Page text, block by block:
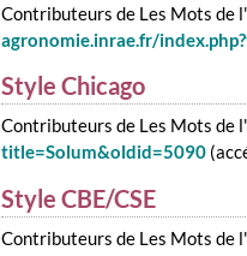
Contributeurs de Les Mots de
agronomie.inrae.fr/
Style Chicago
Contributeurs de Les Mots de
title=Solum&oldid=5090
Style CBE/CSE
Contributeurs de Les Mots de